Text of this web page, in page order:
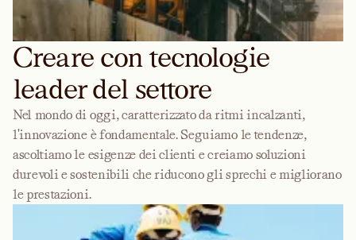
Creare con tecnologie
leader del settore
Nel mondo di oggi, caratterizzato da ritmi incalzanti,
l'innovazione è fondamentale. Seguiamo le tendenze,
ascoltiamo le esigenze dei clienti e creiamo soluzioni
durevoli e sostenibili che riducono gli sprechi e migliorano
le prestazioni.